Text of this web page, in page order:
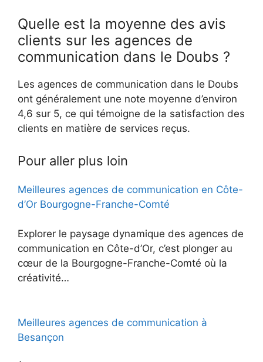
Quelle est la moyenne des avis
clients sur les agences de
communication dans le Doubs ?
Les agences de communication dans le Doubs
ont généralement une note moyenne d’environ
4,6 sur 5, ce qui témoigne de la satisfaction des
clients en matière de services reçus.
Pour aller plus loin
Meilleures agences de communication en Côte-
d’Or Bourgogne-Franche-Comté
Explorer le paysage dynamique des agences de
communication en Côte-d’Or, c’est plonger au
cœur de la Bourgogne-Franche-Comté où la
créativité…
Meilleures agences de communication à
Besançon